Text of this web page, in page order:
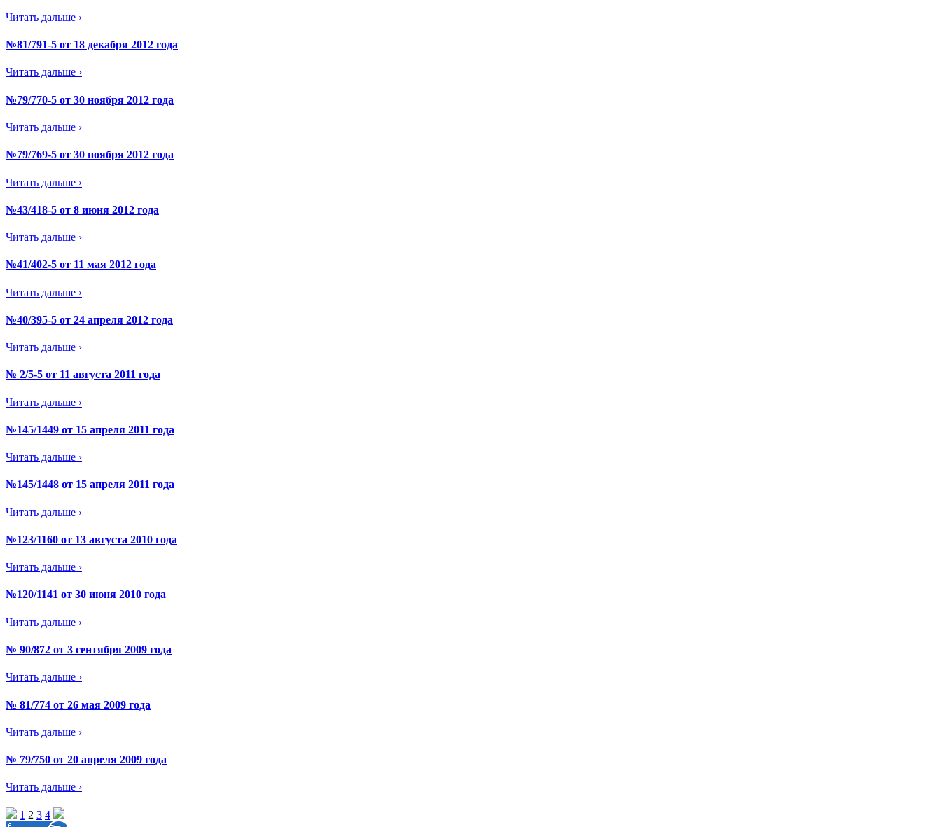
Читать дальше ›
№81/791-5 от 18 декабря 2012 года
Читать дальше ›
№79/770-5 от 30 ноября 2012 года
Читать дальше ›
№79/769-5 от 30 ноября 2012 года
Читать дальше ›
№43/418-5 от 8 июня 2012 года
Читать дальше ›
№41/402-5 от 11 мая 2012 года
Читать дальше ›
№40/395-5 от 24 апреля 2012 года
Читать дальше ›
№ 2/5-5 от 11 августа 2011 года
Читать дальше ›
№145/1449 от 15 апреля 2011 года
Читать дальше ›
№145/1448 от 15 апреля 2011 года
Читать дальше ›
№123/1160 от 13 августа 2010 года
Читать дальше ›
№120/1141 от 30 июня 2010 года
Читать дальше ›
№ 90/872 от 3 сентября 2009 года
Читать дальше ›
№ 81/774 от 26 мая 2009 года
Читать дальше ›
№ 79/750 от 20 апреля 2009 года
Читать дальше ›
1 2 3 4